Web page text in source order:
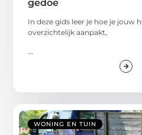
gedoe
In deze gids leer je hoe je jouw
overzichtelijk aanpakt,
...
WONING EN TUIN